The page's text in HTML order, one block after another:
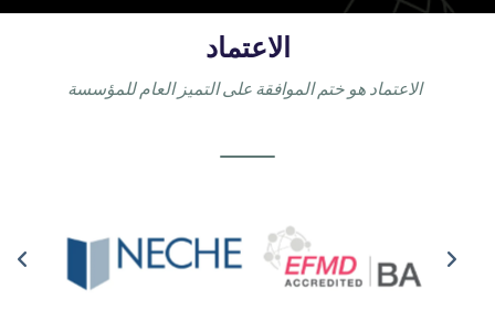
الاعتماد
الاعتماد هو ختم الموافقة على التميز العام للمؤسسة